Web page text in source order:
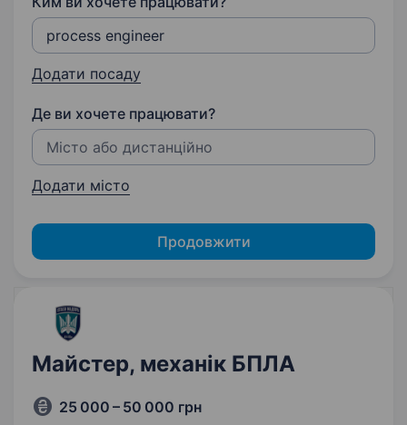
Додати посаду
Де ви хочете працювати?
Додати місто
Продовжити
Майстер, механік БПЛА
25 000 – 50 000 грн